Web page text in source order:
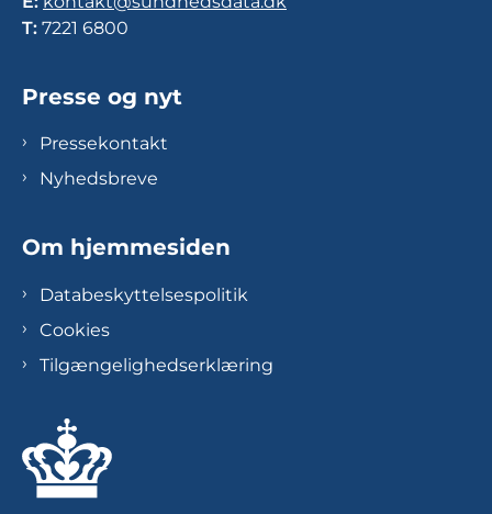
T: 7221 6800
Presse og nyt
Pressekontakt
Nyhedsbreve
Om hjemmesiden
Databeskyttelsespolitik
Cookies
Tilgængelighedserklæring